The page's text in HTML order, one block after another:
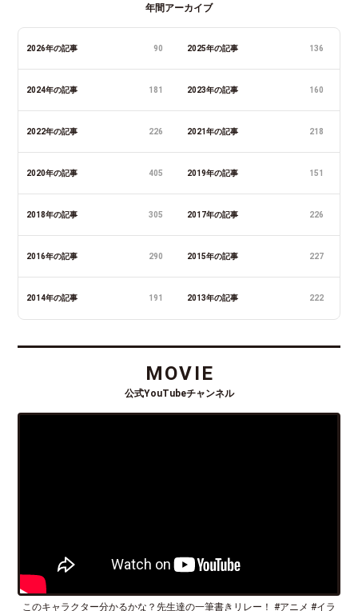
年間アーカイブ
2026年の記事 90 2025年の記事 136
2024年の記事 181 2023年の記事 160
2022年の記事 226 2021年の記事 218
2020年の記事 405 2019年の記事 151
2018年の記事 305 2017年の記事 226
2016年の記事 290 2015年の記事 227
2014年の記事 191 2013年の記事 222
MOVIE
公式YouTubeチャンネル
このキャラクター分かるかな？先生達の一筆書きリレー！ #アニメ #イラ